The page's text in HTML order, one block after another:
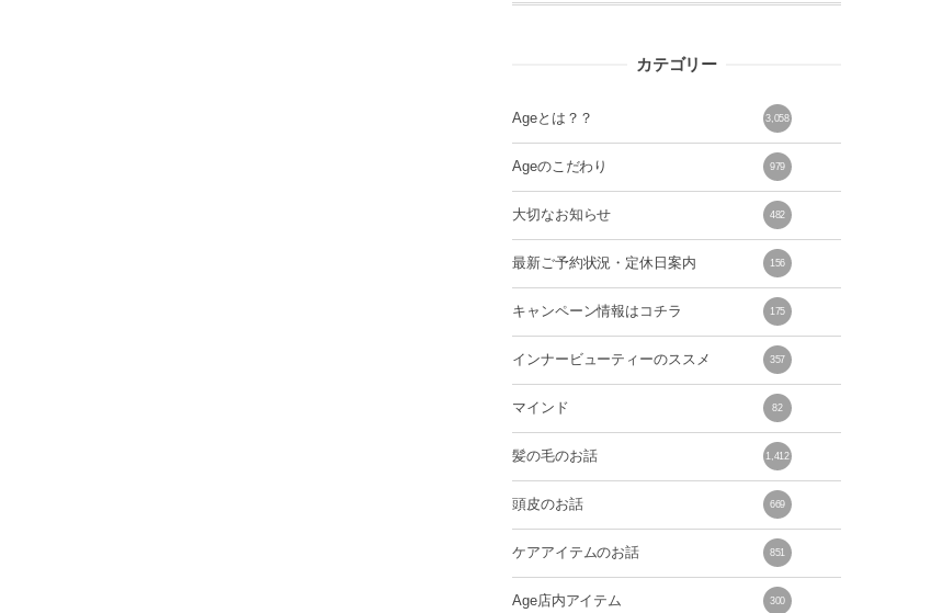
カテゴリー
Ageとは？？ 3,058
Ageのこだわり 979
大切なお知らせ 482
最新ご予約状況・定休日案内 156
キャンペーン情報はコチラ 175
インナービューティーのススメ 357
マインド 82
髪の毛のお話 1,412
頭皮のお話 669
ケアアイテムのお話 851
Age店内アイテム 300